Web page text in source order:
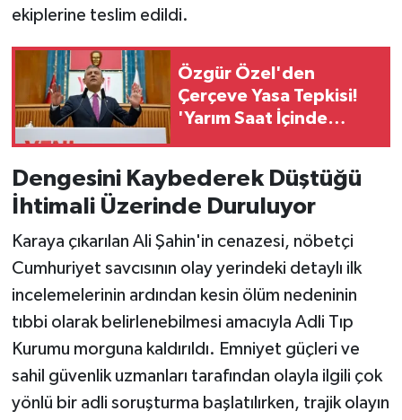
ekiplerine teslim edildi.
Özgür Özel'den
Çerçeve Yasa Tepkisi!
'Yarım Saat İçinde
Dengesini Kaybederek Düştüğü
İhtimali Üzerinde Duruluyor
Karaya çıkarılan Ali Şahin'in cenazesi, nöbetçi
Cumhuriyet savcısının olay yerindeki detaylı ilk
incelemelerinin ardından kesin ölüm nedeninin
tıbbi olarak belirlenebilmesi amacıyla Adli Tıp
Kurumu morguna kaldırıldı. Emniyet güçleri ve
sahil güvenlik uzmanları tarafından olayla ilgili çok
yönlü bir adli soruşturma başlatılırken, trajik olayın